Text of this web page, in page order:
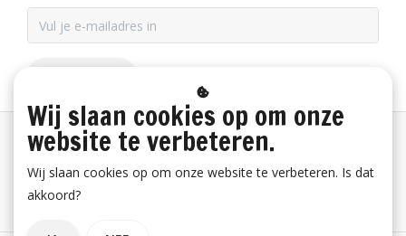
Betaalinformatie
Wij slaan cookies op om onze
website te verbeteren.
Wij slaan cookies op om onze website te verbeteren. Is dat
akkoord?